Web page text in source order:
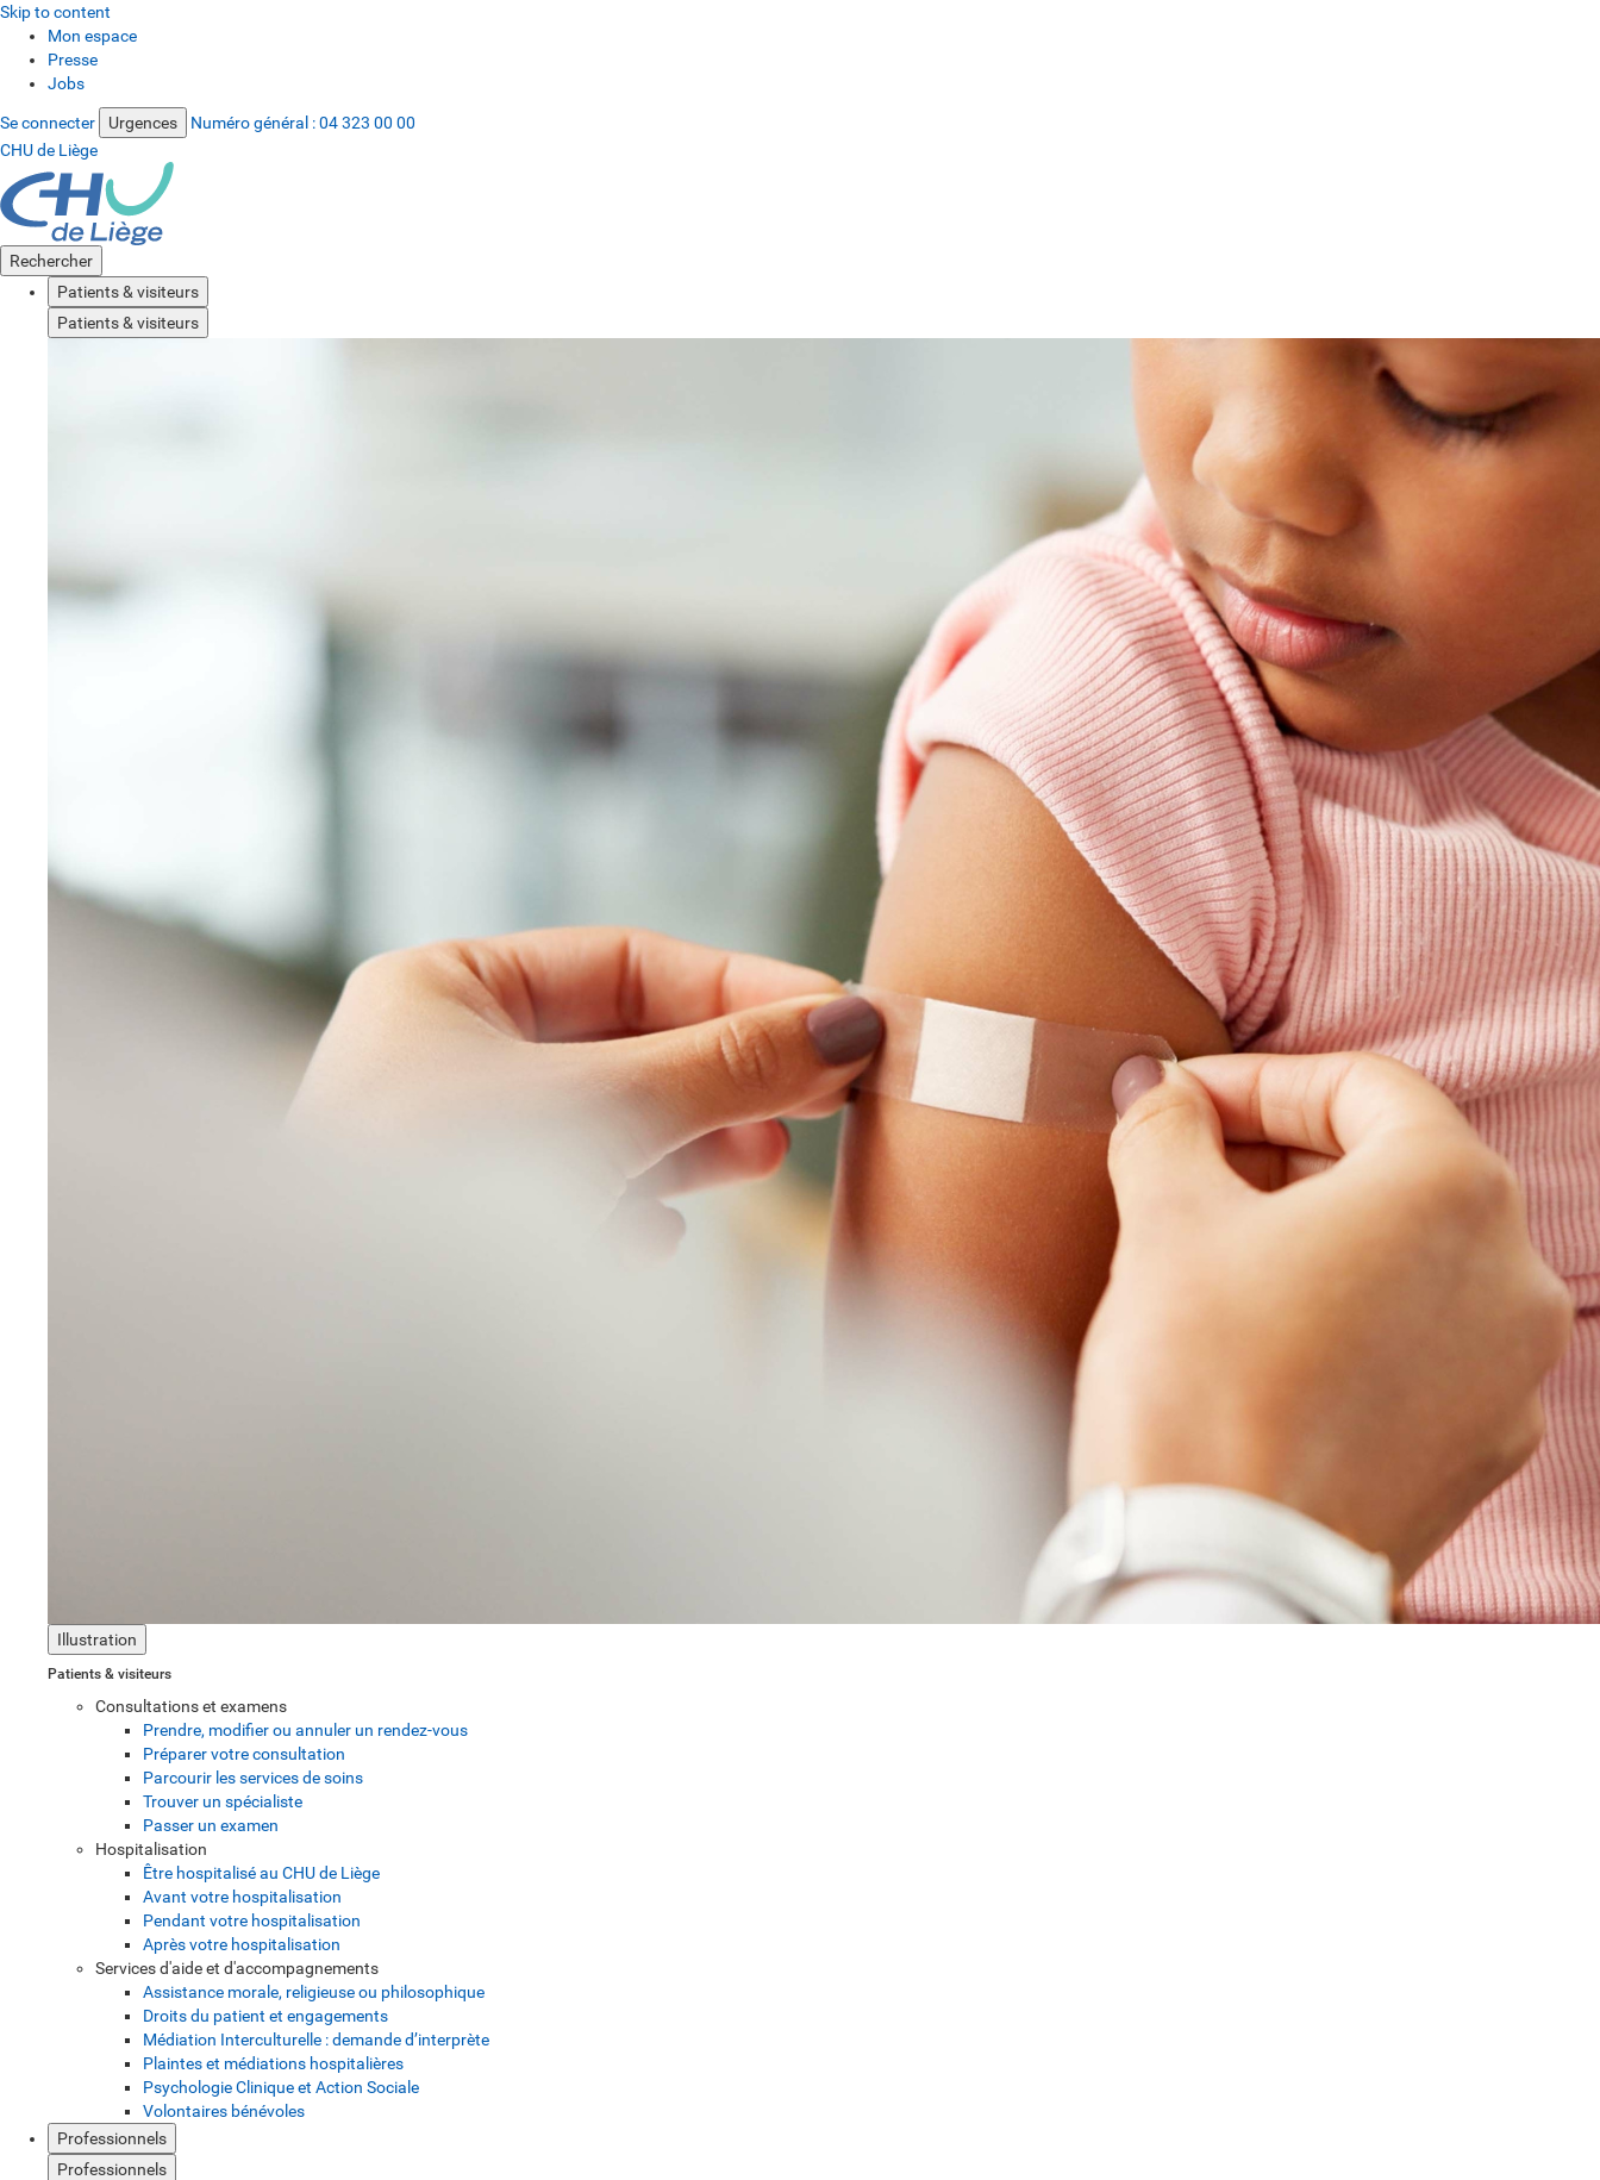
Skip to content
Mon espace
Presse
Jobs
Se connecter Urgences Numéro général :04 323 00 00
CHU de Liège
Rechercher
Patients & visiteurs
Patients & visiteurs
Illustration
Patients & visiteurs
Consultations et examens
Prendre, modifier ou annuler un rendez-vous
Préparer votre consultation
Parcourir les services de soins
Trouver un spécialiste
Passer un examen
Hospitalisation
Être hospitalisé au CHU de Liège
Avant votre hospitalisation
Pendant votre hospitalisation
Après votre hospitalisation
Services d'aide et d'accompagnements
Assistance morale, religieuse ou philosophique
Droits du patient et engagements
Médiation Interculturelle : demande d’interprète
Plaintes et médiations hospitalières
Psychologie Clinique et Action Sociale
Volontaires bénévoles
Professionnels
Professionnels